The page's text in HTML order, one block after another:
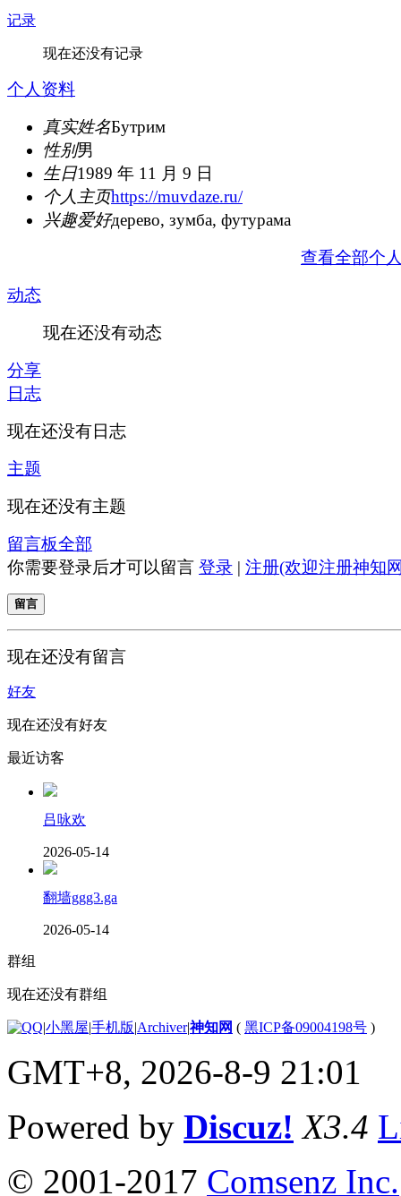
记录
现在还没有记录
个人资料
真实姓名Бутрим
性别男
生日1989 年 11 月 9 日
个人主页https://muvdaze.ru/
兴趣爱好дерево, зумба, футурама
查看全部个
动态
现在还没有动态
分享
日志
现在还没有日志
主题
现在还没有主题
留言板全部
你需要登录后才可以留言 登录 | 注册(欢迎注册神知
留言
现在还没有留言
好友
现在还没有好友
最近访客
吕咏欢
2026-05-14
翻墙ggg3.ga
2026-05-14
群组
现在还没有群组
|小黑屋|手机版|Archiver|神知网 ( 黑ICP备09004198号 )
GMT+8, 2026-8-9 21:01
Powered by Discuz! X3.4
© 2001-2017 Comsenz Inc.